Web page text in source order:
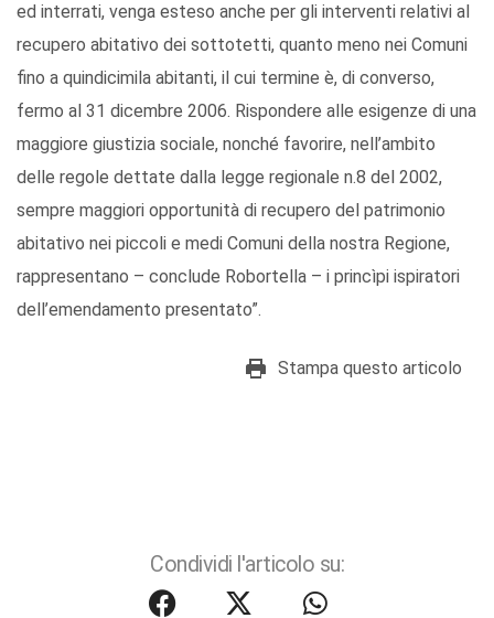
ed interrati, venga esteso anche per gli interventi relativi al
recupero abitativo dei sottotetti, quanto meno nei Comuni
fino a quindicimila abitanti, il cui termine è, di converso,
fermo al 31 dicembre 2006. Rispondere alle esigenze di una
maggiore giustizia sociale, nonché favorire, nell’ambito
delle regole dettate dalla legge regionale n.8 del 2002,
sempre maggiori opportunità di recupero del patrimonio
abitativo nei piccoli e medi Comuni della nostra Regione,
rappresentano – conclude Robortella – i princìpi ispiratori
dell’emendamento presentato”.
Stampa questo articolo
Condividi l'articolo su: